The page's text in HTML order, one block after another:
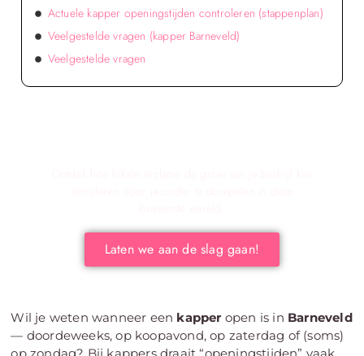
Wil je weten wanneer een kapper open is in Barneveld
— doordeweeks, op koopavond, op zaterdag of (soms)
Actuele kapper openingstijden controleren (stappenplan)
Veelgestelde vragen (kapper Barneveld)
Veelgestelde vragen
Laten we aan de slag gaan!